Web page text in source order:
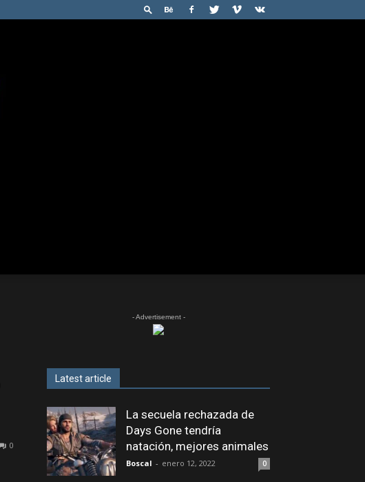
0
- Advertisement -
Latest article
La secuela rechazada de
Days Gone tendría
natación, mejores animales
Boscal - enero 12, 2022 0